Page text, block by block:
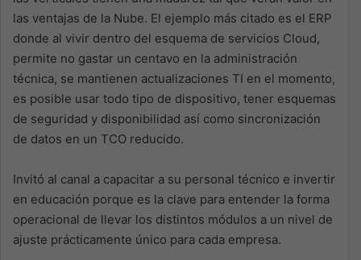
las ventajas de la Nube. El ejemplo más citado es el ERP
donde al vivir dentro del esquema de servicios Cloud,
permite no gastar un centavo en la administración
técnica, se mantienen actualizaciones TI en el momento,
es posible usar todo tipo de dispositivo, tener esquemas
de seguridad y disponibilidad así como sincronización
de datos en un TCO reducido.
Invitó al canal a capacitar a su personal técnico e invertir
en educación porque es la clave para entender la forma
operacional de llevar los distintos módulos a un nivel de
ajuste prácticamente único para cada empresa.